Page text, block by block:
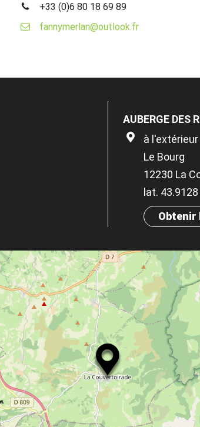
+33 (0)6 80 18 69 89
fannymerlan@outlook.fr
AUBERGE DES
à
Le Bourg
12230 La
lat.